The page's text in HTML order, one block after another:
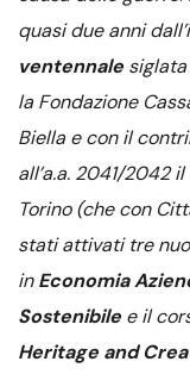
quasi due anni
ventennale siglata
la Fondazione
Biella e con il
all’a.a. 2041/2042
Torino (che con
stati attivati tre
inEconomia
Sostenibile e il
Heritage and